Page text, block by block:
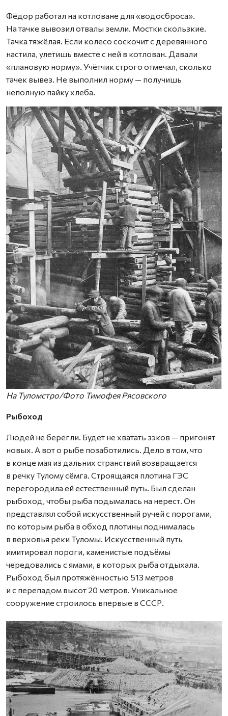
Фёдор работал на котловане для «водосброса».
На тачке вывозил отвалы земли. Мостки скользкие.
Тачка тяжёлая. Если колесо соскочит с деревянного
настила, улетишь вместе с ней в котлован. Давали
«плановую норму». Учётчик строго отмечал, сколько
тачек вывез. Не выполнил норму — получишь
неполную пайку хлеба.
На Туломстро/Фото Тимофея Рясовского
Рыбоход
Людей не берегли. Будет не хватать зэков — пригонят
новых. А вот о рыбе позаботились. Дело в том, что
в конце мая из дальних странствий возвращается
в речку Тулому сёмга. Строящаяся плотина ГЭС
перегородила ей естественный путь. Был сделан
рыбоход, чтобы рыба подымалась на нерест. Он
представлял собой искусственный ручей с порогами,
по которым рыба в обход плотины поднималась
в верховья реки Туломы. Искусственный путь
имитировал пороги, каменистые подъёмы
чередовались с ямами, в которых рыба отдыхала.
Рыбоход был протяжённостью 513 метров
и с перепадом высот 20 метров. Уникальное
сооружение строилось впервые в СССР.